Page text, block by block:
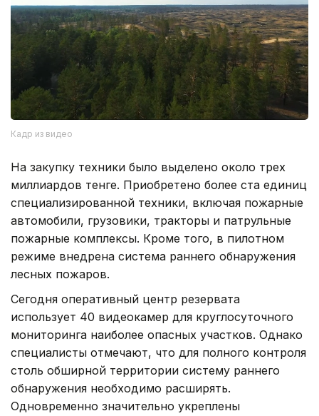
Кадр из видео
На закупку техники было выделено около трех
миллиардов тенге. Приобретено более ста единиц
специализированной техники, включая пожарные
автомобили, грузовики, тракторы и патрульные
пожарные комплексы. Кроме того, в пилотном
режиме внедрена система раннего обнаружения
лесных пожаров.
Сегодня оперативный центр резервата
использует 40 видеокамер для круглосуточного
мониторинга наиболее опасных участков. Однако
специалисты отмечают, что для полного контроля
столь обширной территории систему раннего
обнаружения необходимо расширять.
Одновременно значительно укреплены